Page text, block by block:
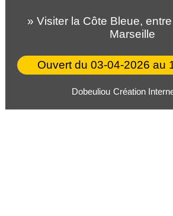
» Visiter la Côte Bleue,
Marseille
Ouvert du 03-04-2026 au
Dobeuliou Création